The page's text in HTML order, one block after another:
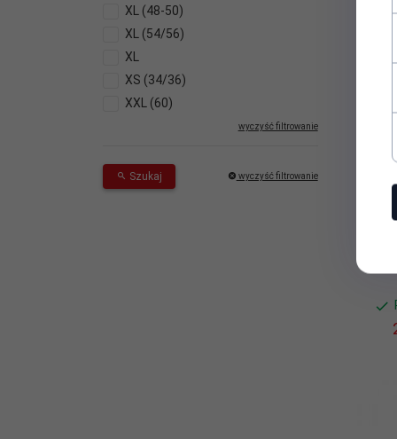
XL (48-50)
XL (54/56)
XL
XS (34/36)
XXL (60)
wyczyść filtrowanie
Szukaj wyczyść filtrowanie